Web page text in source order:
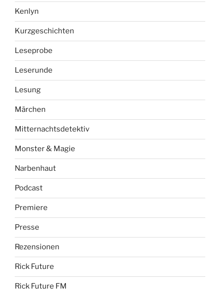
Kenlyn
Kurzgeschichten
Leseprobe
Leserunde
Lesung
Märchen
Mitternachtsdetektiv
Monster & Magie
Narbenhaut
Podcast
Premiere
Presse
Rezensionen
Rick Future
Rick Future FM